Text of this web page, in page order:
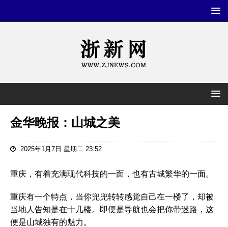
金华晚报：山城之美
2025年1月7日 星期二 23:52
重庆，有着充满现代科技的一面，也有古城繁华的一面。
重庆有一个特点，当你兜兜转转感觉自己在一楼了，却被
当地人告知是在十几楼。即便是导航也会把你带迷路，这
便是山城独有的魅力。